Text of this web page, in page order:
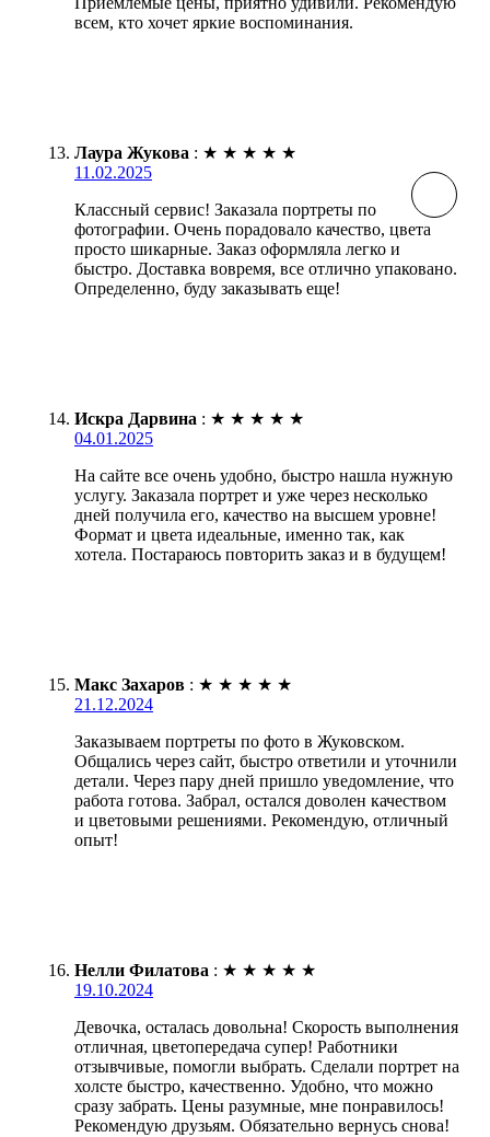
всем, кто хочет яркие воспоминания.
Лаура Жукова : ★ ★ ★ ★ ★
11.02.2025
Классный сервис! Заказала портреты по
фотографии. Очень порадовало качество, цвета
просто шикарные. Заказ оформляла легко и
быстро. Доставка вовремя, все отлично упаковано.
Определенно, буду заказывать еще!
Искра Дарвина : ★ ★ ★ ★ ★
04.01.2025
На сайте все очень удобно, быстро нашла нужную
услугу. Заказала портрет и уже через несколько
дней получила его, качество на высшем уровне!
Формат и цвета идеальные, именно так, как
хотела. Постараюсь повторить заказ и в будущем!
Макс Захаров : ★ ★ ★ ★ ★
21.12.2024
Заказываем портреты по фото в Жуковском.
Общались через сайт, быстро ответили и уточнили
детали. Через пару дней пришло уведомление, что
работа готова. Забрал, остался доволен качеством
и цветовыми решениями. Рекомендую, отличный
опыт!
Нелли Филатова : ★ ★ ★ ★ ★
19.10.2024
Девочка, осталась довольна! Скорость выполнения
отличная, цветопередача супер! Работники
отзывчивые, помогли выбрать. Сделали портрет на
холсте быстро, качественно. Удобно, что можно
сразу забрать. Цены разумные, мне понравилось!
Рекомендую друзьям. Обязательно вернусь снова!